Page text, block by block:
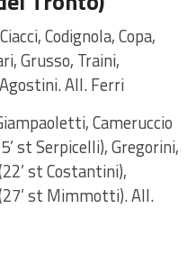
Codignola, Copa,
Grusso, Traini,
All. Ferri
Cameruccio
st Serpicelli), Gregorini,
st Costantini),
st Mimmotti). All.